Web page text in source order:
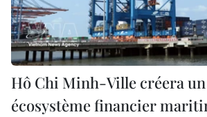
Hô Chi Minh-Ville créera
écosystème financier